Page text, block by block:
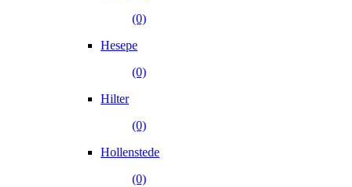
(0)
Hesepe
(0)
Hilter
(0)
Hollenstede
(0)